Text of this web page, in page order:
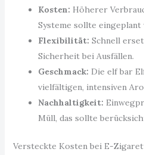
Kosten: Höherer
Systeme sollte eingeplant
Flexibilität: Schnell
Sicherheit bei Ausfällen.
Geschmack: Die elf bar
vielfältigen, intensiven
Nachhaltigkeit:
Müll, das sollte
Versteckte Kosten bei E-